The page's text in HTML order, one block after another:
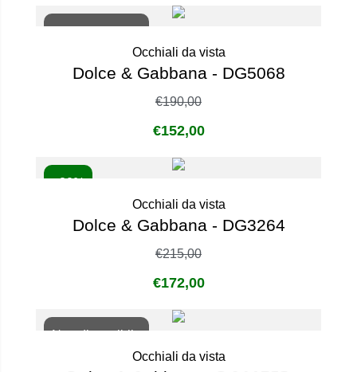
Occhiali da vista
Dolce & Gabbana - DG5068
€190,00
€152,00
- 20%
Occhiali da vista
Dolce & Gabbana - DG3264
€215,00
€172,00
Non disponibile
Occhiali da vista